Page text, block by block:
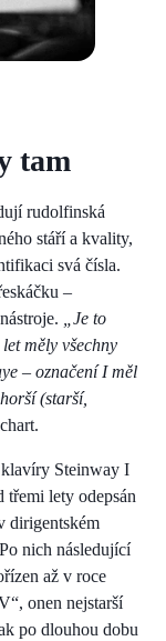
tam
rudolfinská
stáří a kvality,
svá čísla.
–
„Je to
měly všechny
– označení I měl
(starší,
Steinway I
lety odepsán
dirigentském
nich následující
až v roce
onen nejstarší
po dlouhou dobu